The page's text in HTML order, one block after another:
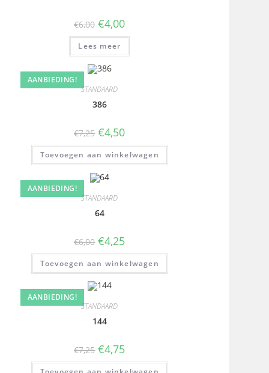
€6,00 €4,00
Lees meer
AANBIEDING!
STANDAARD
386
€7,25 €4,50
Toevoegen aan winkelwagen
AANBIEDING!
STANDAARD
64
€6,00 €4,25
Toevoegen aan winkelwagen
AANBIEDING!
STANDAARD
144
€7,25 €4,75